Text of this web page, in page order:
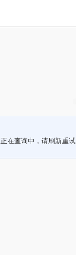
正在查询中，请刷新重试